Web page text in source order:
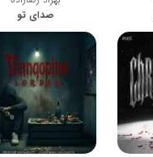
صدای تو